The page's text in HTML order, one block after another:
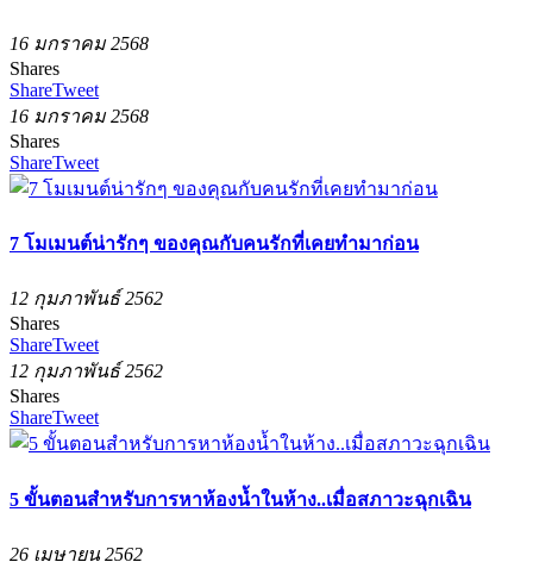
16 มกราคม 2568
Shares
ShareTweet
16 มกราคม 2568
Shares
ShareTweet
7 โมเมนต์น่ารักๆ ของคุณกับคนรักที่เคยทำมาก่อน
12 กุมภาพันธ์ 2562
Shares
ShareTweet
12 กุมภาพันธ์ 2562
Shares
ShareTweet
5 ขั้นตอนสำหรับการหาห้องน้ำในห้าง..เมื่อสภาวะฉุกเฉิน
26 เมษายน 2562